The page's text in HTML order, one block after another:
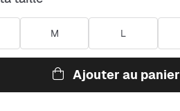
M L
Ajouter au panier